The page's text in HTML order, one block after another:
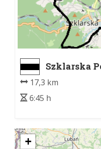
Szklarska
Szklarska
17,3 km
6:45 h
+